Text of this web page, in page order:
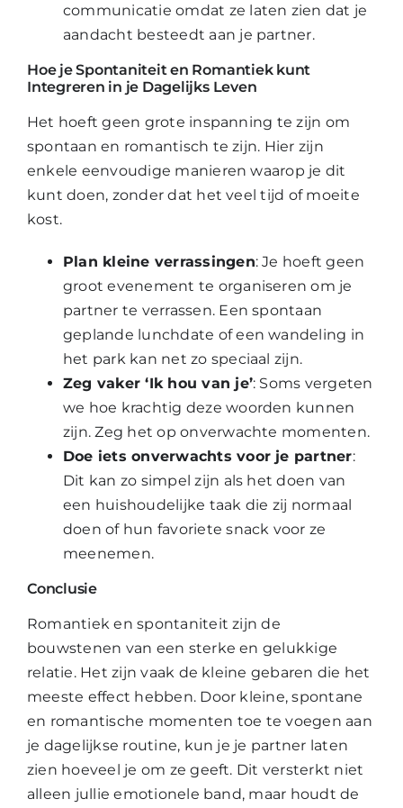
communicatie omdat ze laten zien dat je
aandacht besteedt aan je partner.
Hoe je Spontaniteit en Romantiek kunt
Integreren in je Dagelijks Leven
Het hoeft geen grote inspanning te zijn om
spontaan en romantisch te zijn. Hier zijn
enkele eenvoudige manieren waarop je dit
kunt doen, zonder dat het veel tijd of moeite
kost.
Plan kleine verrassingen: Je hoeft geen
groot evenement te organiseren om je
partner te verrassen. Een spontaan
geplande lunchdate of een wandeling in
het park kan net zo speciaal zijn.
Zeg vaker ‘Ik hou van je’: Soms vergeten
we hoe krachtig deze woorden kunnen
zijn. Zeg het op onverwachte momenten.
Doe iets onverwachts voor je partner:
Dit kan zo simpel zijn als het doen van
een huishoudelijke taak die zij normaal
doen of hun favoriete snack voor ze
meenemen.
Conclusie
Romantiek en spontaniteit zijn de
bouwstenen van een sterke en gelukkige
relatie. Het zijn vaak de kleine gebaren die het
meeste effect hebben. Door kleine, spontane
en romantische momenten toe te voegen aan
je dagelijkse routine, kun je je partner laten
zien hoeveel je om ze geeft. Dit versterkt niet
alleen jullie emotionele band, maar houdt de